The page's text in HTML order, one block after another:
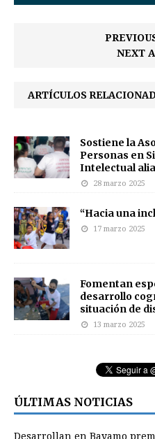
NEXT
ARTÍCULOS
Sostiene la
Personas en
Intelectual
28 marzo 2025
“Hacia una
17 marzo 2025
Fomentan
desarrollo
situación de
13 marzo 2025
ÚLTIMAS NOTICIAS
Desarrollan en Bayamo